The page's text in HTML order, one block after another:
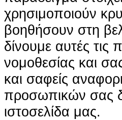
χρησιμοποιούν
βοηθήσουν στη
δίνουμε αυτές
νομοθεσίας και
και σαφείς
προσωπικών σας
ιστοσελίδα μας.